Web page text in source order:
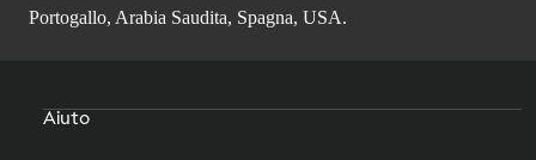
Portogallo, Arabia Saudita, Spagna, USA.
Aiuto